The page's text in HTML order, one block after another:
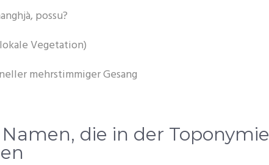
possu?
Vegetation)
mehrstimmiger Gesang
Namen, die in der Toponymie